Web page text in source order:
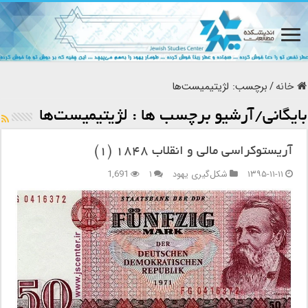
خانه/برچسب: لژیتیمیست‌ها
بایگانی/آرشیو برچسب ها : لژیتیمیست‌ها
آریستوکراسی مالی و انقلاب ۱۸۴۸ (۱)
۱۳۹۵-۱۱-۱۱
شکل‌گیری یهود ۱ 1,691